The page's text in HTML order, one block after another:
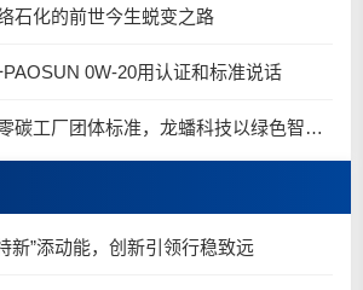
石化的前世今生蜕变之路
0W-20用认证和标准说话
【龙蟠科技】参编零碳工厂团体标准，龙蟠科技以绿色智造锚定零碳未来
新”添动能，创新引领行稳致远